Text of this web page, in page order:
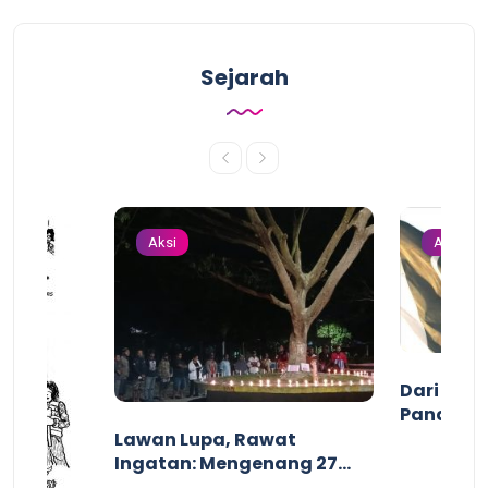
Sejarah
Aksi
Lawan Lupa, Rawat
Ingatan: Mengenang 27
Aksi
Dari